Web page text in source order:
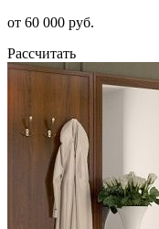
от 60 000 руб.
Рассчитать